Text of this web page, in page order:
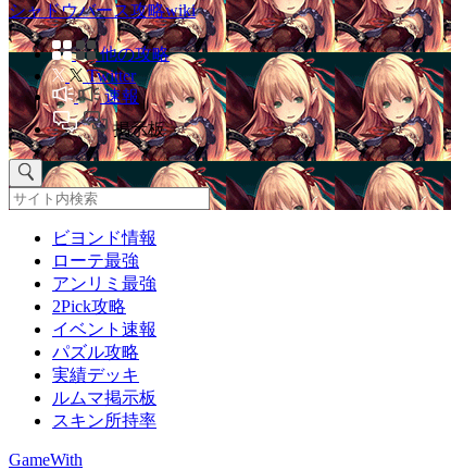
シャドウバース攻略wiki
他の攻略
Twitter
速報
掲示板
ビヨンド情報
ローテ最強
アンリミ最強
2Pick攻略
イベント速報
パズル攻略
実績デッキ
ルムマ掲示板
スキン所持率
GameWith